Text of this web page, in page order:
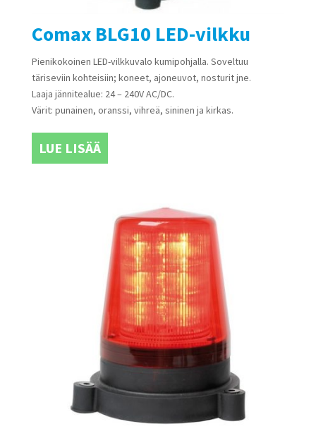
Comax BLG10 LED-vilkku
Pienikokoinen LED-vilkkuvalo kumipohjalla. Soveltuu
täriseviin kohteisiin; koneet, ajoneuvot, nosturit jne.
Laaja jännitealue: 24 – 240V AC/DC.
Värit: punainen, oranssi, vihreä, sininen ja kirkas.
LUE LISÄÄ